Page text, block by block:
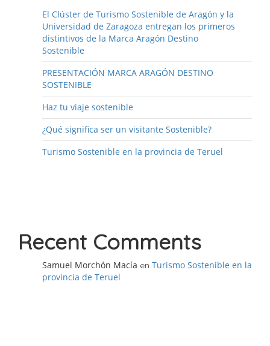
El Clúster de Turismo Sostenible de Aragón y la
Universidad de Zaragoza entregan los primeros
distintivos de la Marca Aragón Destino
Sostenible
PRESENTACIÓN MARCA ARAGÓN DESTINO
SOSTENIBLE
Haz tu viaje sostenible
¿Qué significa ser un visitante Sostenible?
Turismo Sostenible en la provincia de Teruel
Recent Comments
Samuel Morchón Macía en Turismo Sostenible en la
provincia de Teruel